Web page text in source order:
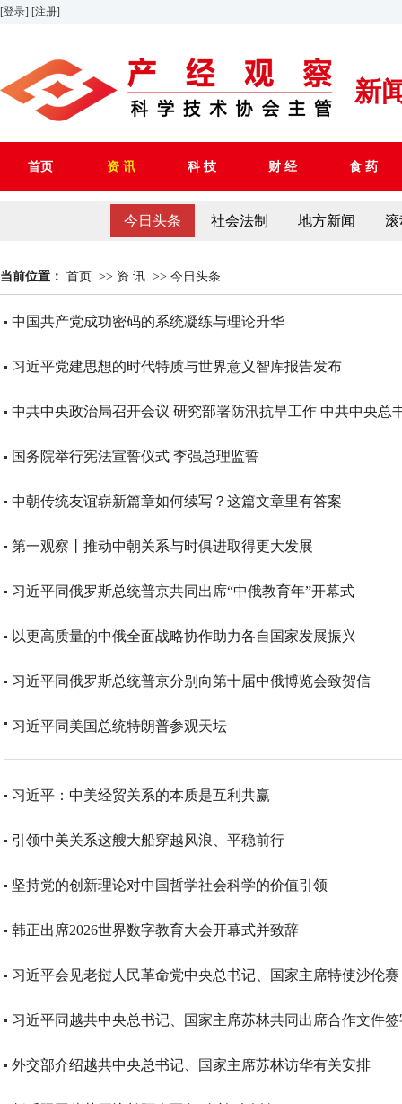
[登录] [注册]
新
首页 资 讯 科 技 财 经 食 药
今日头条 社会法制 地方新闻 滚
当前位置： 首页 >> 资 讯 >> 今日头条
中国共产党成功密码的系统凝练与理论升华
习近平党建思想的时代特质与世界意义智库报告发布
中共中央政治局召开会议 研究部署防汛抗旱工作 中共中央总
国务院举行宪法宣誓仪式 李强总理监誓
中朝传统友谊崭新篇章如何续写？这篇文章里有答案
第一观察丨推动中朝关系与时俱进取得更大发展
习近平同俄罗斯总统普京共同出席“中俄教育年”开幕式
以更高质量的中俄全面战略协作助力各自国家发展振兴
习近平同俄罗斯总统普京分别向第十届中俄博览会致贺信
习近平同美国总统特朗普参观天坛
习近平：中美经贸关系的本质是互利共赢
引领中美关系这艘大船穿越风浪、平稳前行
坚持党的创新理论对中国哲学社会科学的价值引领
韩正出席2026世界数字教育大会开幕式并致辞
习近平会见老挝人民革命党中央总书记、国家主席特使沙伦赛
习近平同越共中央总书记、国家主席苏林共同出席合作文件
外交部介绍越共中央总书记、国家主席苏林访华有关安排